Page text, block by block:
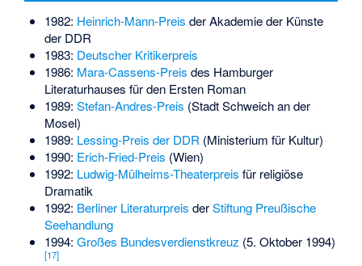
1982: Heinrich-Mann-Preis der Akademie der Künste
der DDR
1983: Deutscher Kritikerpreis
1986: Mara-Cassens-Preis des Hamburger
Literaturhauses für den Ersten Roman
1989: Stefan-Andres-Preis (Stadt Schweich an der
Mosel)
1989: Lessing-Preis der DDR (Ministerium für Kultur)
1990: Erich-Fried-Preis (Wien)
1992: Ludwig-Mülheims-Theaterpreis für religiöse
Dramatik
1992: Berliner Literaturpreis derStiftung Preußische
Seehandlung
1994: Großes Bundesverdienstkreuz (5. Oktober 1994)
[17]